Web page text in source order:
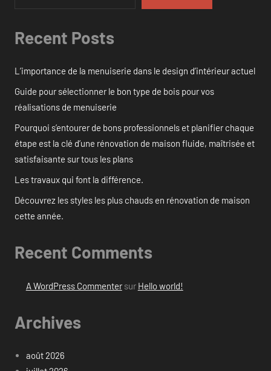
Recent Posts
L’importance de la menuiserie dans le design d’intérieur actuel
Guide pour sélectionner le bon type de bois pour vos
réalisations de menuiserie
Pourquoi s’entourer de bons professionnels et planifier chaque
étape est la clé d’une rénovation de maison fluide, maîtrisée et
satisfaisante sur tous les plans
Les travaux qui font la différence.
Découvrez les styles les plus chauds en rénovation de maison
cette année.
Recent Comments
A WordPress Commentersur Hello world!
Archives
août 2026